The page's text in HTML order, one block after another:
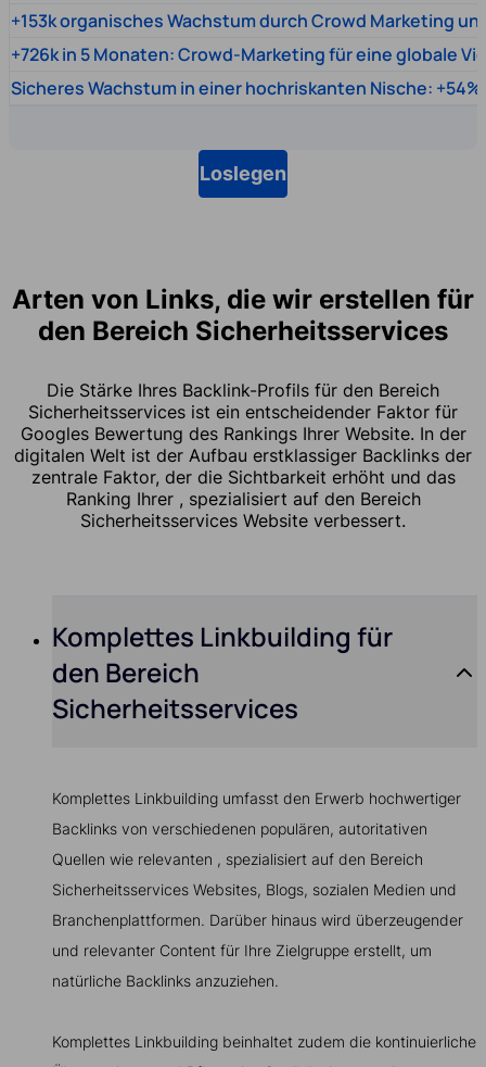
+153k organisches Wachstum durch Crowd Marketing
+726k in 5 Monaten: Crowd-Marketing für eine globale
Sicheres Wachstum in einer hochriskanten Nische:
Loslegen
Arten von Links, die wir erstellen für
den Bereich Sicherheitsservices
Die Stärke Ihres Backlink-Profils für den Bereich
Sicherheitsservices ist ein entscheidender Faktor für
Googles Bewertung des Rankings Ihrer Website. In der
digitalen Welt ist der Aufbau erstklassiger Backlinks der
zentrale Faktor, der die Sichtbarkeit erhöht und das
Ranking Ihrer , spezialisiert auf den Bereich
Sicherheitsservices Website verbessert.
Komplettes Linkbuilding für
den Bereich
Sicherheitsservices
Komplettes Linkbuilding umfasst den Erwerb hochwertiger
Backlinks von verschiedenen populären, autoritativen
Quellen wie relevanten , spezialisiert auf den Bereich
Sicherheitsservices Websites, Blogs, sozialen Medien und
Branchenplattformen. Darüber hinaus wird überzeugender
und relevanter Content für Ihre Zielgruppe erstellt, um
natürliche Backlinks anzuziehen.
Komplettes Linkbuilding beinhaltet zudem die kontinuierliche